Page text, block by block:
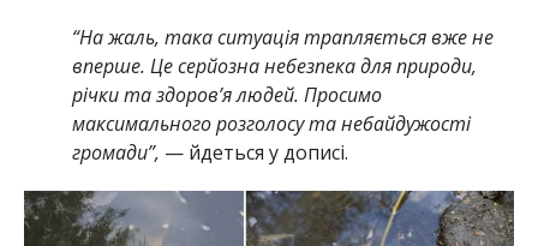
“На жаль, така ситуація трапляється вже не
вперше. Це серйозна небезпека для природи,
річки та здоров’я людей. Просимо
максимального розголосу та небайдужості
громади”, — йдеться у дописі.